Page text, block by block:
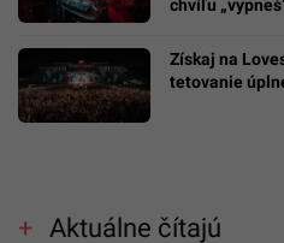
chvíľu
Získaj na
tetovanie
Aktuálne čítajú